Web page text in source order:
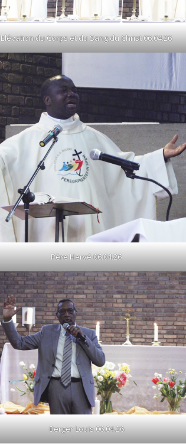
Elévation du Corps et du Sang du Christ 06.04.26
Père Hervé 06.04.26
Berger Louis 06.04.26